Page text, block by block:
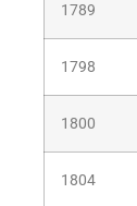
1789
1798
1800
1804